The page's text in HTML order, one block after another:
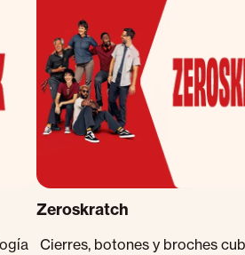
Zeroskratch
Cierres, botones y broches